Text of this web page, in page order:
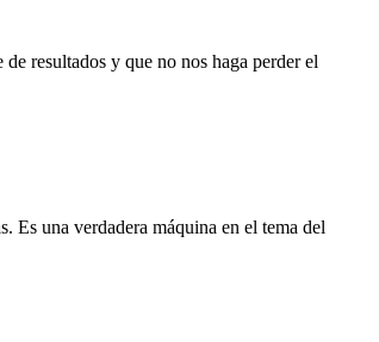
resultados y que no nos haga perder el
Es una verdadera máquina en el tema del